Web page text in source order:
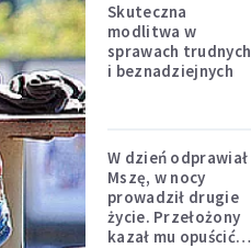
Skuteczna
modlitwa w
sprawach trudnych
i beznadziejnych
W dzień odprawiał
Mszę, w nocy
prowadził drugie
życie. Przełożony
kazał mu opuścić